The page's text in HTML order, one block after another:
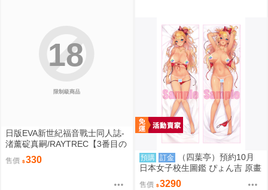
限制級商品
18
日版EVA新世紀福音戰士同人誌-
渚薰碇真嗣/RAYTREC【3番目の
呪い3】
售價 330 預購 訂金
（四葉亭）預約10月
日本女子校生圖鑑 ぴょん吉 原畫
国分寺美紗 日曬ver 抱枕套 0826
售價 3290